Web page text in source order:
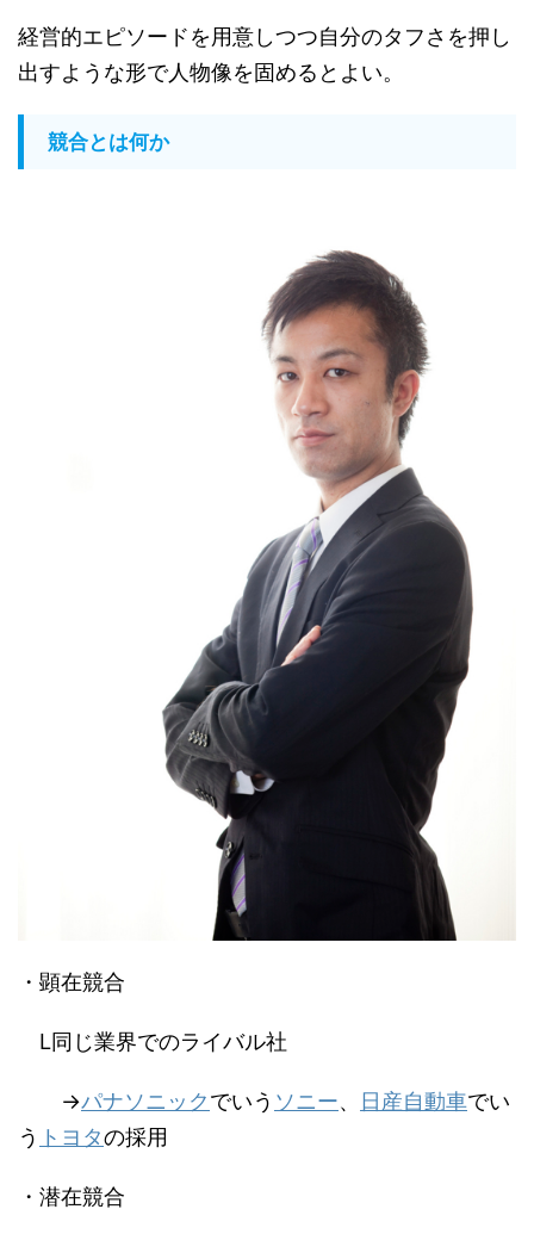
経営的エピソードを用意しつつ自分のタフさを押し
出すような形で人物像を固めるとよい。
競合とは何か
・顕在競合
L同じ業界でのライバル社
→パナソニックでいう ソニー、 日産自動車でい
う トヨタの採用
・潜在競合